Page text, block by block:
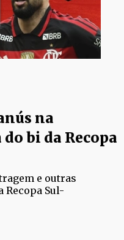
na
bi da Recopa
e outras
Recopa Sul-